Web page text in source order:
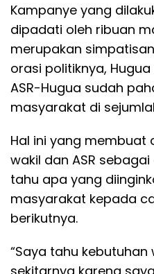
Kampanye yang
dipadati oleh ribuan
merupakan
orasi politiknya,
ASR-Hugua sudah
masyarakat di
Hal ini yang membuat
wakil dan ASR
tahu apa yang
masyarakat kepada
berikutnya.
“Saya tahu